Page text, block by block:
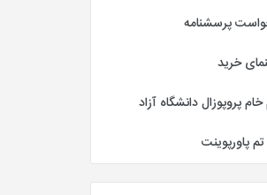
پرسشنامه
خرید
پروپوزال دانشگاه آزاد